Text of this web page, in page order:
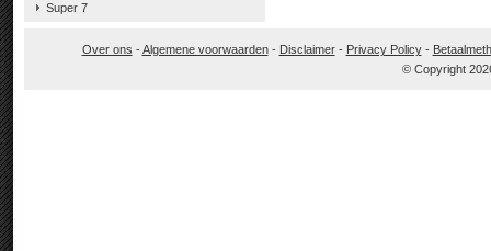
Super 7
Over ons -Algemene voorwaarden- Disclaimer- Privacy Policy-
© Copyright